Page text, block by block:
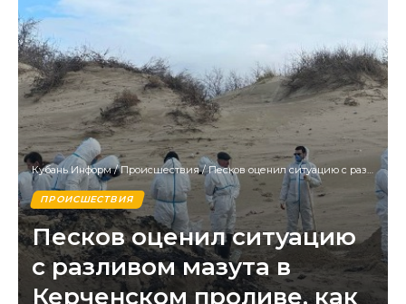
Кубань Информ/Происшествия/Песков оценил ситуацию с разливом мазута в Керченском проливе, как критическую
ПРОИСШЕСТВИЯ
Песков оценил ситуацию
с разливом мазута в
Керченском проливе, как